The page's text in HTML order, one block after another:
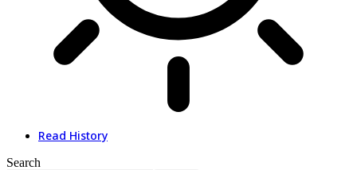
Read History
Search